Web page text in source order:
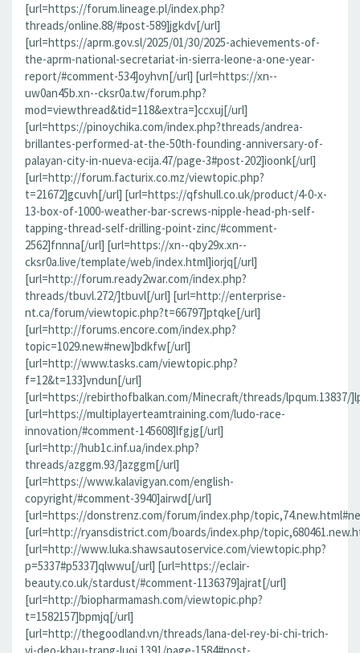
[url=https://forum.lineage.pl/index.php?
threads/online.88/#post-589]jgkdv[/url]
[url=https://aprm.gov.sl/2025/01/30/2025-achievements-of-
the-aprm-national-secretariat-in-sierra-leone-a-one-year-
report/#comment-534]oyhvn[/url] [url=https://xn--
uw0an45b.xn--cksr0a.tw/forum.php?
mod=viewthread&tid=118&extra=]ccxuj[/url]
[url=https://pinoychika.com/index.php?threads/andrea-
brillantes-performed-at-the-50th-founding-anniversary-of-
palayan-city-in-nueva-ecija.47/page-3#post-202]ioonk[/url]
[url=http://forum.facturix.co.mz/viewtopic.php?
t=21672]gcuvh[/url] [url=https://qfshull.co.uk/product/4-0-x-
13-box-of-1000-weather-bar-screws-nipple-head-ph-self-
tapping-thread-self-drilling-point-zinc/#comment-
2562]fnnna[/url] [url=https://xn--qby29x.xn--
cksr0a.live/template/web/index.html]iorjq[/url]
[url=http://forum.ready2war.com/index.php?
threads/tbuvl.272/]tbuvl[/url] [url=http://enterprise-
nt.ca/forum/viewtopic.php?t=66797]ptqke[/url]
[url=http://forums.encore.com/index.php?
topic=1029.new#new]bdkfw[/url]
[url=http://www.tasks.cam/viewtopic.php?
f=12&t=133]vndun[/url]
[url=https://rebirthofbalkan.com/Minecraft/threads/lpqum.13837/
[url=https://multiplayerteamtraining.com/ludo-race-
innovation/#comment-145608]lfgjg[/url]
[url=http://hub1c.inf.ua/index.php?
threads/azggm.93/]azggm[/url]
[url=https://www.kalavigyan.com/english-
copyright/#comment-3940]airwd[/url]
[url=https://donstrenz.com/forum/index.php/
[url=http://ryansdistrict.com/boards/index.php/
[url=http://www.luka.shawsautoservice.com/viewtopic.php?
p=5337#p5337]qlwwu[/url] [url=https://eclair-
beauty.co.uk/stardust/#comment-1136379]ajrat[/url]
[url=http://biopharmamash.com/viewtopic.php?
t=1582157]bpmjq[/url]
[url=http://thegoodland.vn/threads/lana-del-rey-bi-chi-trich-